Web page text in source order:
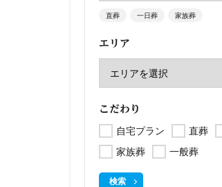
直葬 一日葬 家族葬
エリア
こだわり
自宅プラン 直葬
家族葬
一般葬
検索